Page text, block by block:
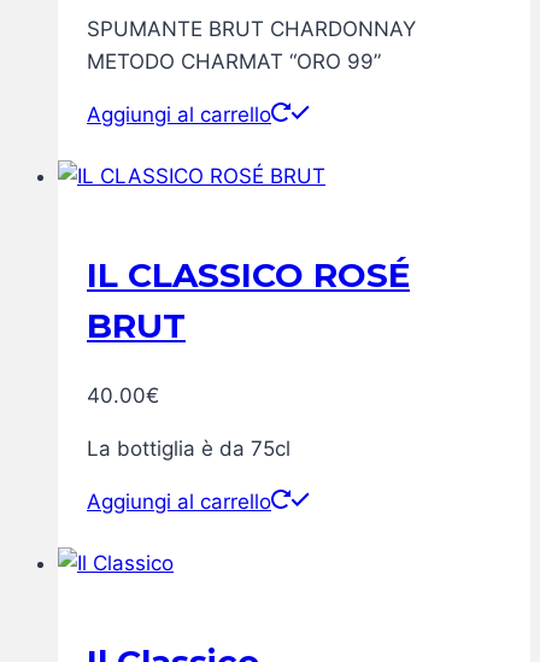
SPUMANTE BRUT CHARDONNAY
METODO CHARMAT “ORO 99”
Aggiungi al carrello
IL CLASSICO ROSÉ
BRUT
40.00€
La bottiglia è da 75cl
Aggiungi al carrello